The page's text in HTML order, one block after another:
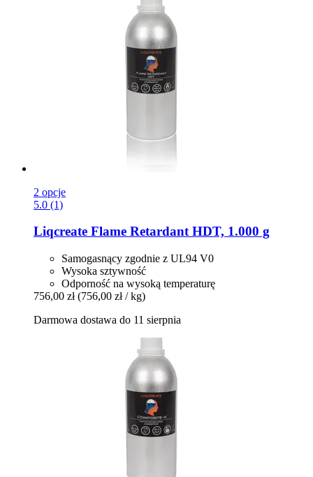
2 opcje
5.0 (1)
Liqcreate Flame Retardant HDT, 1.000 g
Samogasnący zgodnie z UL94 V0
Wysoka sztywność
Odporność na wysoką temperaturę
756,00 zł (756,00 zł / kg)
Darmowa dostawa do 11 sierpnia